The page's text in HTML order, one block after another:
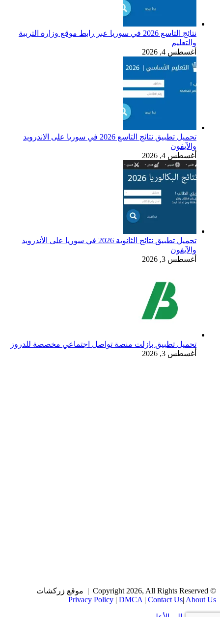
نتائج التاسع 2026 في سوريا عبر رابط موقع وزارة التربية
والتعليم
أغسطس 4, 2026
تحميل تطبيق نتائج التاسع 2026 في سوريا على الاندرويد
والآيفون
أغسطس 4, 2026
تحميل تطبيق نتائج الثانوية 2026 في سوريا على الأندرويد
والآيفون
أغسطس 3, 2026
تحميل تطبيق بازلت منصة تواصل اجتماعي مخصصة للدروز
أغسطس 3, 2026
© Copyright 2026, All Rights Reserved | موقع زركشات
Privacy Policy | DMCA | Contact Us| About Us